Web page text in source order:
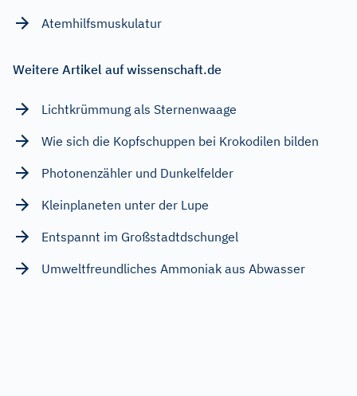
Atemhilfsmuskulatur
Weitere Artikel auf wissenschaft.de
Lichtkrümmung als Sternenwaage
Wie sich die Kopfschuppen bei Krokodilen bilden
Photonenzähler und Dunkelfelder
Kleinplaneten unter der Lupe
Entspannt im Großstadtdschungel
Umweltfreundliches Ammoniak aus Abwasser